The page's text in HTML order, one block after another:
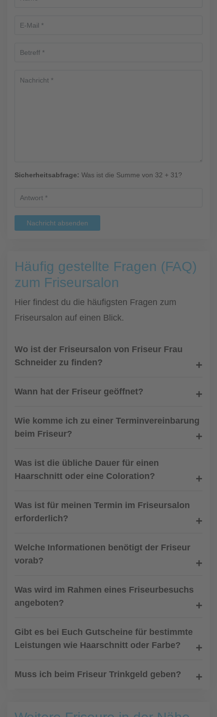
Sicherheitsabfrage: Was ist die Summe von 32 + 31?
Nachricht absenden
Häufig gestellte Fragen (FAQ)
zum Friseursalon
Hier findest du die häufigsten Fragen zum
Friseursalon auf einen Blick.
Wo ist der Friseursalon von Friseur Frau
Schneider zu finden?
Wann hat der Friseur geöffnet?
Wie komme ich zu einer Terminvereinbarung
beim Friseur?
Was ist die übliche Dauer für einen
Haarschnitt oder eine Coloration?
Was ist für meinen Termin im Friseursalon
erforderlich?
Welche Informationen benötigt der Friseur
vorab?
Was wird im Rahmen eines Friseurbesuchs
angeboten?
Gibt es bei Euch Gutscheine für bestimmte
Leistungen wie Haarschnitt oder Farbe?
Muss ich beim Friseur Trinkgeld geben?